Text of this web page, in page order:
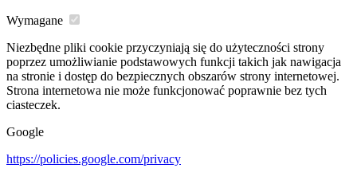
Wymagane
Niezbędne pliki cookie przyczyniają się do użyteczności strony
poprzez umożliwianie podstawowych funkcji takich jak nawigacja
na stronie i dostęp do bezpiecznych obszarów strony internetowej.
Strona internetowa nie może funkcjonować poprawnie bez tych
ciasteczek.
Google
https://policies.google.com/privacy